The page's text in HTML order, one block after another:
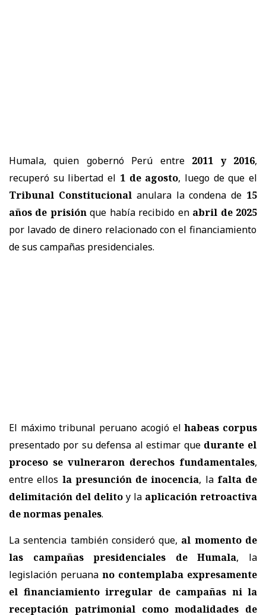
Humala, quien gobernó Perú entre 2011 y 2016,
recuperó su libertad el 1 de agosto, luego de que el
Tribunal Constitucionalanulara la condena de 15
años de prisiónque había recibido en abril de 2025
por lavado de dinero relacionado con el financiamiento
de sus campañas presidenciales.
El máximo tribunal peruano acogió elhabeas corpus
presentado por su defensa al estimar que durante el
proceso se vulneraron derechos fundamentales,
entre ellos la presunción de inocencia, la falta de
delimitación del delito y la aplicación retroactiva
de normas penales.
La sentencia también consideró que, al momento de
las campañas presidenciales de Humala, la
legislación peruana no contemplaba expresamente
el financiamiento irregular de campañas ni la
receptación patrimonial como modalidades de